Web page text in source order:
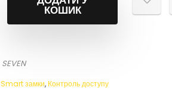
КОШИК
SEVEN
Smart замки, Контроль доступу